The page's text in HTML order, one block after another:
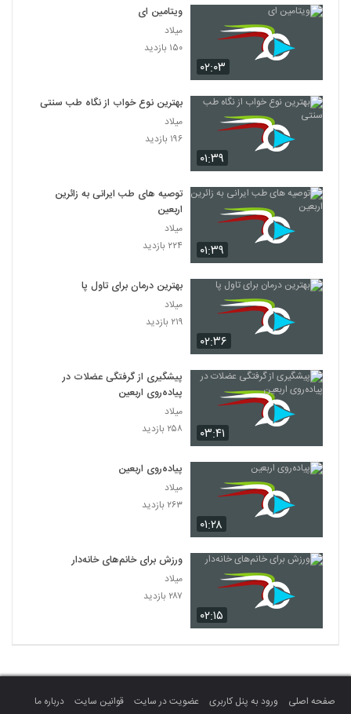
۰۲:۰۳
ویتامین‌ ای
میلاد
۱۵۰ بازدید
۰۱:۳۹
بهترین نوع خواب از نگاه طب سنتی
میلاد
۱۹۶ بازدید
۰۱:۳۹
توصیه های طب ایرانی به زائرین
اربعین
میلاد
۲۲۴ بازدید
۰۲:۳۶
بهترین درمان برای تاول پا
میلاد
۲۱۹ بازدید
۰۳:۴۱
پیشگیری از گرفتگی عضلات در
پیاده‌روی اربعین
میلاد
۲۵۸ بازدید
۰۱:۲۸
پیاده‌روی اربعین
میلاد
۲۶۳ بازدید
۰۲:۱۵
ورزش‌ برای خانم‌های خانه‌دار
میلاد
۲۸۷ بازدید
صفحه اصلی ورود به پنل کاربری عضویت در سایت قوانین سایت
درباره ما